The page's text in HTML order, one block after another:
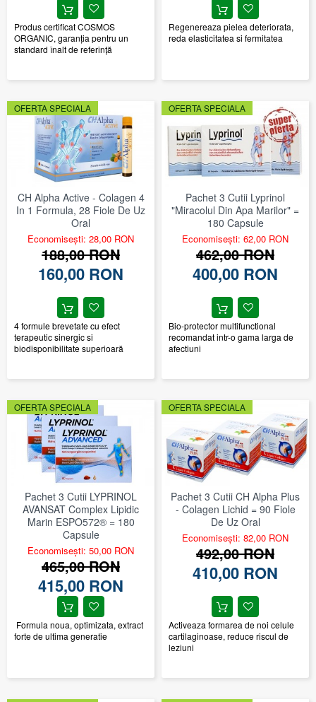
Produs certificat COSMOS
ORGANIC, garanţia pentru un
standard înalt de referinţă
Regenereaza pielea deteriorata,
reda elasticitatea si fermitatea
OFERTA SPECIALA
CH Alpha Active - Colagen 4
In 1 Formula, 28 Fiole De Uz
Oral
Economisești: 28,00 RON
188,00 RON
160,00 RON
4 formule brevetate cu efect
terapeutic sinergic si
biodisponibilitate superioară
OFERTA SPECIALA
Pachet 3 Cutii Lyprinol
"Miracolul Din Apa Marilor" =
180 Capsule
Economisești: 62,00 RON
462,00 RON
400,00 RON
Bio-protector multifunctional
recomandat intr-o gama larga de
afectiuni
OFERTA SPECIALA
Pachet 3 Cutii LYPRINOL
AVANSAT Complex Lipidic
Marin ESPO572® = 180
Capsule
Economisești: 50,00 RON
465,00 RON
415,00 RON
Formula noua, optimizata, extract
forte de ultima generatie
OFERTA SPECIALA
Pachet 3 Cutii CH Alpha Plus
- Colagen Lichid = 90 Fiole
De Uz Oral
Economisești: 82,00 RON
492,00 RON
410,00 RON
Activeaza formarea de noi celule
cartilaginoase, reduce riscul de
leziuni